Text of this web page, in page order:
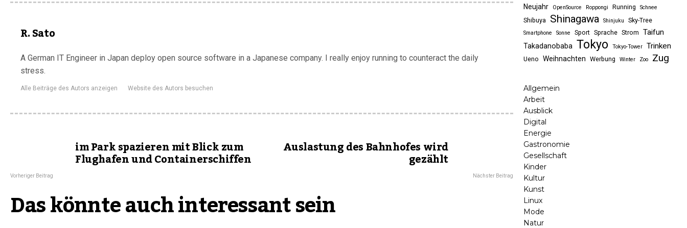
R. Sato
A German IT Engineer in Japan deploy open source software in a Japanese company. I really enjoy running to counteract the daily
stress.
Alle Beiträge des Autors anzeigen Website des Autors besuchen
im Park spazieren mit Blick zum
Flughafen und Containerschiffen
Vorheriger Beitrag
Auslastung des Bahnhofes wird
gezählt
Nächster Beitrag
Das könnte auch interessant sein
Neujahr OpenSource Roppongi Running Schnee
Shibuya Shinagawa Shinjuku Sky-Tree
Smartphone Sonne Sport Sprache Strom Taifun
Takadanobaba Tokyo Tokyo-Tower Trinken
Ueno Weihnachten Werbung Winter Zoo Zug
Allgemein
Arbeit
Ausblick
Digital
Energie
Gastronomie
Gesellschaft
Kinder
Kultur
Kunst
Linux
Mode
Natur